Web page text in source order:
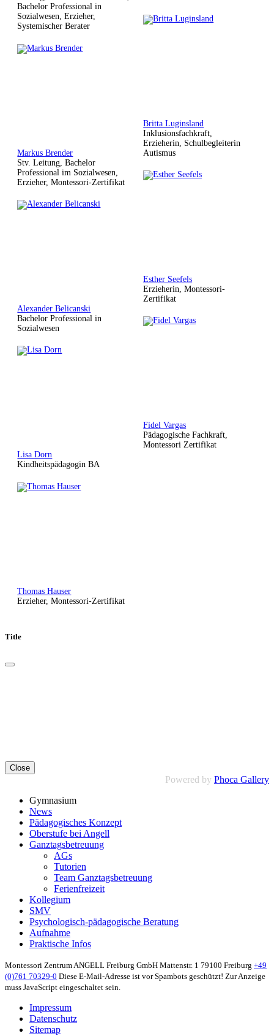
Bachelor Professional in
Sozialwesen, Erzieher,
Systemischer Berater
Markus Brender
Stv. Leitung, Bachelor
Professional im Sozialwesen,
Erzieher, Montessori-Zertifikat
Alexander Belicanski
Bachelor Professional in
Sozialwesen
Lisa Dorn
Kindheitspädagogin BA
Thomas Hauser
Erzieher, Montessori-Zertifikat
Britta Luginsland
Inklusionsfachkraft,
Erzieherin, Schulbegleiterin
Autismus
Esther Seefels
Erzieherin, Montessori-
Zertifikat
Fidel Vargas
Pädagogische Fachkraft,
Montessori Zertifikat
Title
Close
Powered by Phoca Gallery
Gymnasium
News
Pädagogisches Konzept
Oberstufe bei Angell
Ganztagsbetreuung
AGs
Tutorien
Team Ganztagsbetreuung
Ferienfreizeit
Kollegium
SMV
Psychologisch-pädagogische Beratung
Aufnahme
Praktische Infos
Montessori Zentrum ANGELL Freiburg GmbH Mattenstr. 1 79100 Freiburg +49
(0)761 70329-0 Diese E-Mail-Adresse ist vor Spambots geschützt! Zur Anzeige
muss JavaScript eingeschaltet sein.
Impressum
Datenschutz
Sitemap